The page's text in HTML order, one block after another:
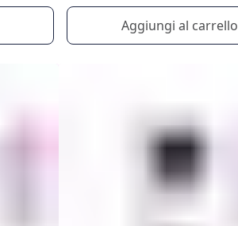
Aggiungi al carrello